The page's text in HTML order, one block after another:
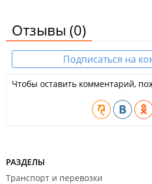
Отзывы (0)
Подписаться на
Чтобы оставить комментарий,
РАЗДЕЛЫ
Транспорт и перевозки